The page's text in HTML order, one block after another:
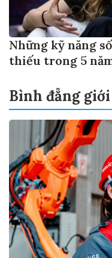
Những kỹ năng
thiếu trong 5
Bình đẳng giới